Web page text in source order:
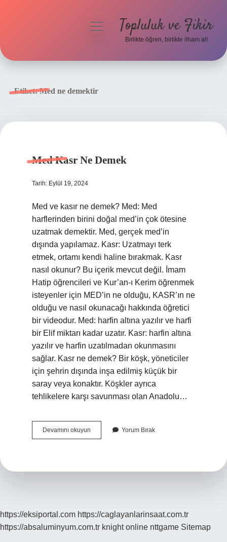
menüyüTopluluk ve Fikir
Birlikte öğren, birlikte ilham al!
Etiket:Med ne demektir
Med Kasr Ne Demek
Tarih: Eylül 19, 2024
Med ve kasır ne demek? Med: Med
harflerinden birini doğal med’in çok ötesine
uzatmak demektir. Med, gerçek med’in
dışında yapılamaz. Kasr: Uzatmayı terk
etmek, ortamı kendi haline bırakmak. Kasr
nasıl okunur? Bu içerik mevcut değil. İmam
Hatip öğrencileri ve Kur’an-ı Kerim öğrenmek
isteyenler için MED’in ne olduğu, KASR’ın ne
olduğu ve nasıl okunacağı hakkında öğretici
bir videodur. Med: harfin altına yazılır ve harfi
bir Elif miktarı kadar uzatır. Kasr: harfin altına
yazılır ve harfin uzatılmadan okunmasını
sağlar. Kasr ne demek? Bir köşk, yöneticiler
için şehrin dışında inşa edilmiş küçük bir
saray veya konaktır. Köşkler ayrıca
tehlikelere karşı savunması olan Anadolu…
Devamını okuyun
Kasr
Yorum Bırak
https://eksiportal.com https://caglayanlarinsaat.com.tr
https://absaluminyum.com.tr knight online nttgame Sitemap